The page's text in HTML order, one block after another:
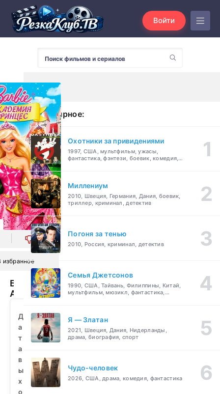
Войти
0
избранное
Барби:
Академия
(2011)
смотреть
бесплатно
Д
а
т
а
в
ы
х
о
Популярное:
Охотники за привидениями
1997, США, мультфильм, ужасы,
фантастика, фэнтези, боевик, комедия,
Миллениум
2010, Швеция, Германия, Дания, боевик,
триллер, криминал, детектив
Погоня за тенью
2010, Россия, криминал, детектив
Семья Джетсонов
1990, США, Тайвань, Филиппины, Китай,
мультфильм, мюзикл, фантастика,
Я — Златан
2021, Швеция, Дания, Нидерланды,
драма, биография, спорт
Чудо-человек
2026, США, драма, комедия, фантастика